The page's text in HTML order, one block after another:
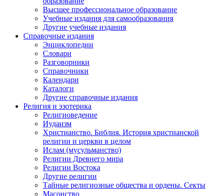
Высшее профессиональное образование
Учебные издания для самообразования
Другие учебные издания
Справочные издания
Энциклопедии
Словари
Разговорники
Справочники
Календари
Каталоги
Другие справочные издания
Религия и эзотерика
Религиоведение
Иудаизм
Христианство. Библия. История христианской
религии и церкви в целом
Ислам (мусульманство)
Религии Древнего мира
Религии Востока
Другие религии
Тайные религиозные общества и ордены. Секты
Масонство